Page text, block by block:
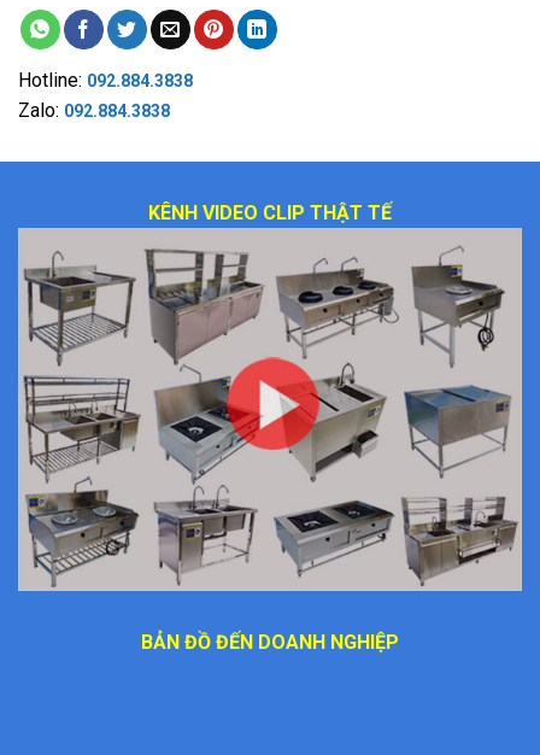
Hotline: 092.884.3838
Zalo: 092.884.3838
KÊNH VIDEO CLIP THẬT TẾ
BẢN ĐỒ ĐẾN DOANH NGHIỆP